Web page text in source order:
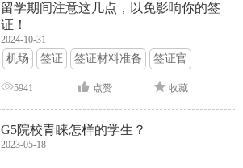
留学期间注意这几点，以免影响你的签
证！
2024-10-31
机场 签证 签证材料准备 签证官
签证面试 签证申请攻略
5941 点赞 收藏
G5院校青睐怎样的学生？
2023-05-18